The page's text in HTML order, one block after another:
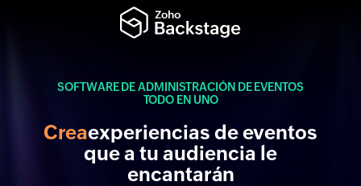
SOFTWARE DE ADMINISTRACIÓN DE EVENTOS
TODO EN UNO
Creaexperiencias de eventos
que a tu audiencia le
encantarán